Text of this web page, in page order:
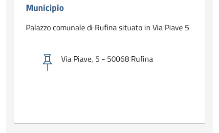
Municipio
Palazzo comunale di Rufina situato in Via Piave 5
Via Piave, 5 - 50068 Rufina